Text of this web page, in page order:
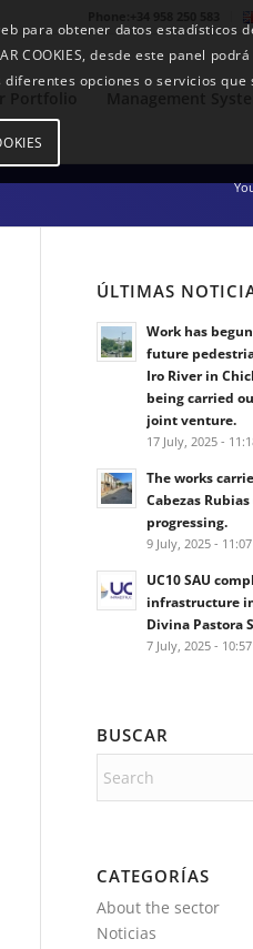
ÚLTIMAS
Work has
future
Iro River in
being carried
joint venture.
17 July, 2025 -
The works
Cabezas
progressing.
9 July, 2025 - 11:07
UC10 SAU
infrastructure
Divina Pastora
7 July, 2025 - 10:57
BUSCAR
CATEGORÍAS
About the sector
Noticias
para obtener datos estadísticos
COOKIES, desde este panel
opciones o servicios